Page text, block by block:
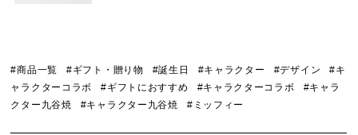
#商品一覧 #ギフト・贈り物 #誕生日 #キャラクター #デザイン
#キ
ャラクターコラボ
#ギフトにおすすめ #キャラクターコラボ
#キャラ
クター九谷焼
#キャラクター九谷焼 #ミッフィー